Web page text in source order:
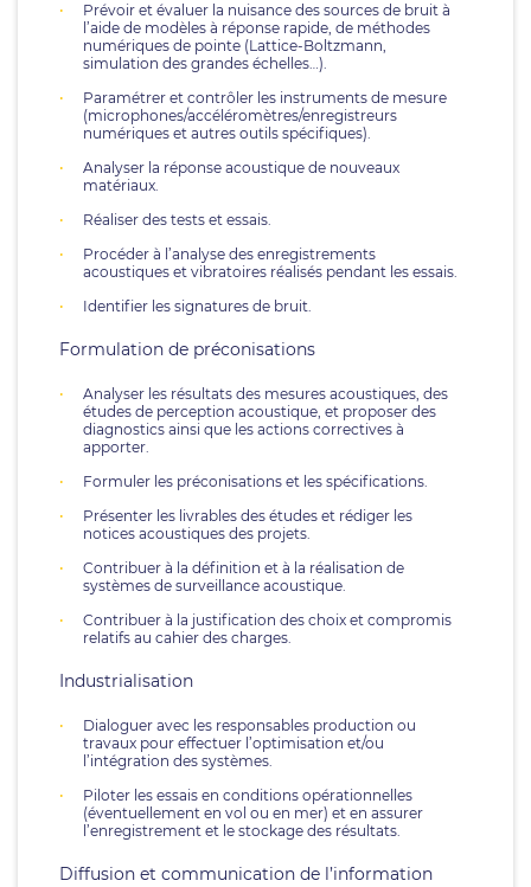
Prévoir et évaluer la nuisance des sources de bruit à
l’aide de modèles à réponse rapide, de méthodes
numériques de pointe (Lattice-Boltzmann,
simulation des grandes échelles…).
Paramétrer et contrôler les instruments de mesure
(microphones/accéléromètres/enregistreurs
numériques et autres outils spécifiques).
Analyser la réponse acoustique de nouveaux
matériaux.
Réaliser des tests et essais.
Procéder à l’analyse des enregistrements
acoustiques et vibratoires réalisés pendant les essais.
Identifier les signatures de bruit.
Formulation de préconisations
Analyser les résultats des mesures acoustiques, des
études de perception acoustique, et proposer des
diagnostics ainsi que les actions correctives à
apporter.
Formuler les préconisations et les spécifications.
Présenter les livrables des études et rédiger les
notices acoustiques des projets.
Contribuer à la définition et à la réalisation de
systèmes de surveillance acoustique.
Contribuer à la justification des choix et compromis
relatifs au cahier des charges.
Industrialisation
Dialoguer avec les responsables production ou
travaux pour effectuer l’optimisation et/ou
l’intégration des systèmes.
Piloter les essais en conditions opérationnelles
(éventuellement en vol ou en mer) et en assurer
l’enregistrement et le stockage des résultats.
Diffusion et communication de l’information